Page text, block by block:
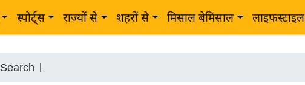
स्पोर्ट्स राज्यों से शहरों से मिसाल बेमिसाल लाइफस्टाइल
Search